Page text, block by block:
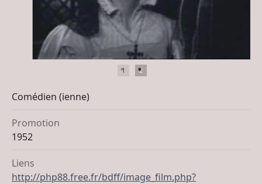
1 2
Comédien (ienne)
Promotion
1952
Liens
http://php88.free.fr/bdff/image_film.php?